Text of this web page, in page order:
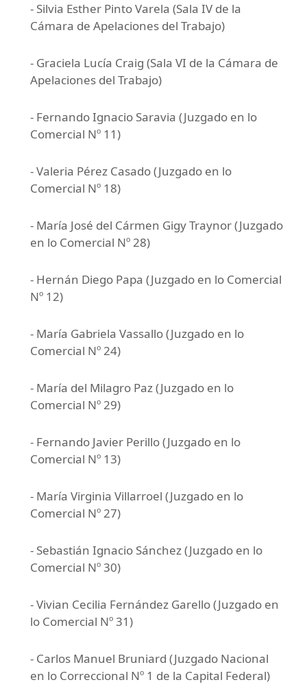
- Silvia Esther Pinto Varela (Sala IV de la
Cámara de Apelaciones del Trabajo)
- Graciela Lucía Craig (Sala VI de la Cámara de
Apelaciones del Trabajo)
- Fernando Ignacio Saravia (Juzgado en lo
Comercial Nº 11)
- Valeria Pérez Casado (Juzgado en lo
Comercial Nº 18)
- María José del Cármen Gigy Traynor (Juzgado
en lo Comercial Nº 28)
- Hernán Diego Papa (Juzgado en lo Comercial
Nº 12)
- María Gabriela Vassallo (Juzgado en lo
Comercial Nº 24)
- María del Milagro Paz (Juzgado en lo
Comercial Nº 29)
- Fernando Javier Perillo (Juzgado en lo
Comercial Nº 13)
- María Virginia Villarroel (Juzgado en lo
Comercial Nº 27)
- Sebastián Ignacio Sánchez (Juzgado en lo
Comercial Nº 30)
- Vivian Cecilia Fernández Garello (Juzgado en
lo Comercial Nº 31)
- Carlos Manuel Bruniard (Juzgado Nacional
en lo Correccional Nº 1 de la Capital Federal)